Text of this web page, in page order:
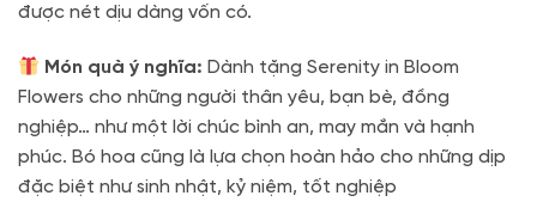
được nét dịu dàng vốn có.
Món quà ý nghĩa: Dành tặng Serenity in Bloom
Flowers cho những người thân yêu, bạn bè, đồng
nghiệp… như một lời chúc bình an, may mắn và hạnh
phúc. Bó hoa cũng là lựa chọn hoàn hảo cho những dịp
đặc biệt như sinh nhật, kỷ niệm, tốt nghiệp